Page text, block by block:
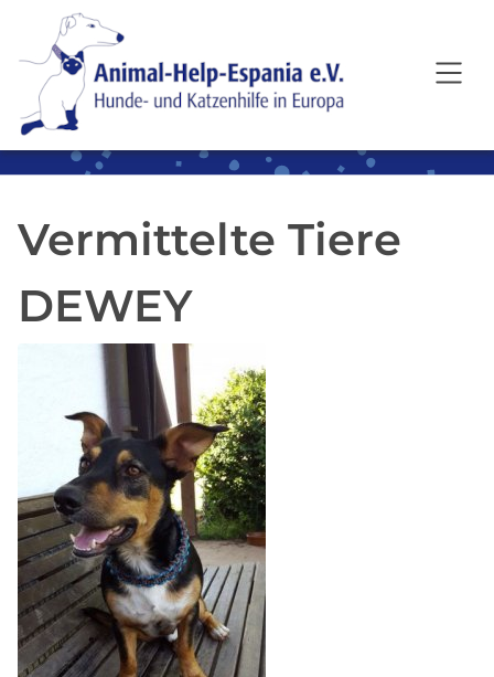
SKIP TO MAIN CONTENT
Vermittelte Tiere
DEWEY